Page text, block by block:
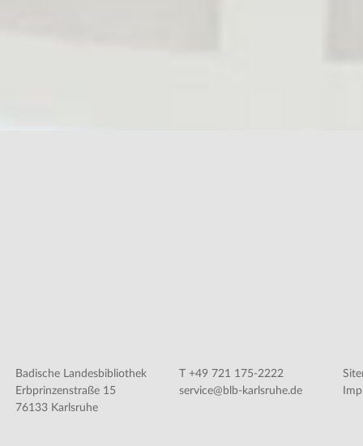
Badische Landesbibliothek
Erbprinzenstraße 15
76133 Karlsruhe
T +49 721 175-2222
service@blb-karlsruhe.de